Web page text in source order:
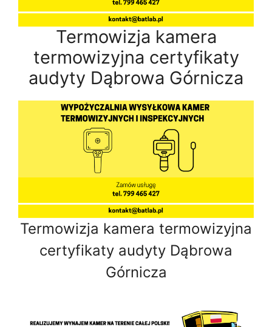
Termowizja kamera
termowizyjna certyfikaty
audyty Dąbrowa Górnicza
Termowizja kamera termowizyjna
certyfikaty audyty Dąbrowa
Górnicza